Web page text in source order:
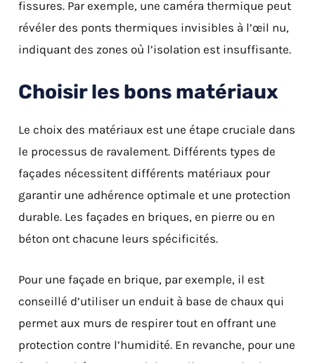
fissures. Par exemple, une caméra thermique peut
révéler des ponts thermiques invisibles à l’œil nu,
indiquant des zones où l’isolation est insuffisante.
Choisir les bons matériaux
Le choix des matériaux est une étape cruciale dans
le processus de ravalement. Différents types de
façades nécessitent différents matériaux pour
garantir une adhérence optimale et une protection
durable. Les façades en briques, en pierre ou en
béton ont chacune leurs spécificités.
Pour une façade en brique, par exemple, il est
conseillé d’utiliser un enduit à base de chaux qui
permet aux murs de respirer tout en offrant une
protection contre l’humidité. En revanche, pour une